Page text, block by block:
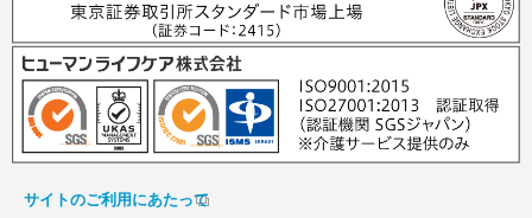
サイトのご利用にあたって